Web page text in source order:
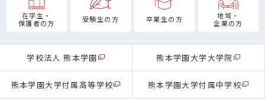
在学生・
保護者の方
受験生の方 卒業生の方
地域・
企業の方
学校法人 熊本学園 熊本学園大学大学院
熊本学園大学付属高等学校 熊本学園大学付属中学校